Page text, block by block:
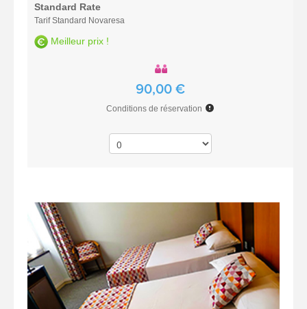
Standard Rate
Tarif Standard Novaresa
Meilleur prix !
90,00 €
Conditions de réservation